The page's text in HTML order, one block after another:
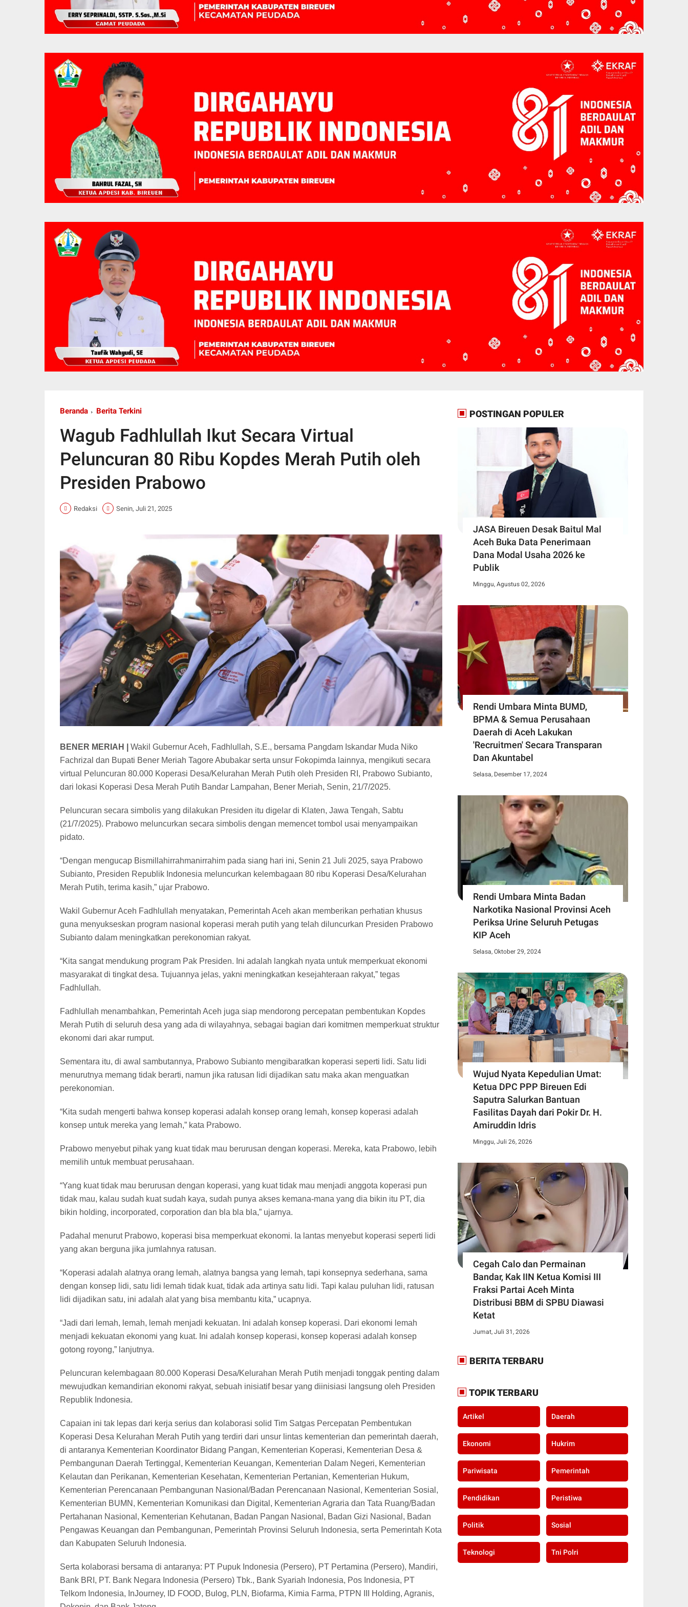
Beranda Berita Terkini
Wagub Fadhlullah Ikut Secara Virtual
Peluncuran 80 Ribu Kopdes Merah Putih oleh
Presiden Prabowo
Redaksi Senin, Juli 21, 2025
BENER MERIAH | Wakil Gubernur Aceh, Fadhlullah, S.E., bersama Pangdam Iskandar Muda Niko
Fachrizal dan Bupati Bener Meriah Tagore Abubakar serta unsur Fokopimda lainnya, mengikuti secara
virtual Peluncuran 80.000 Koperasi Desa/Kelurahan Merah Putih oleh Presiden RI, Prabowo Subianto,
dari lokasi Koperasi Desa Merah Putih Bandar Lampahan, Bener Meriah, Senin, 21/7/2025.
Peluncuran secara simbolis yang dilakukan Presiden itu digelar di Klaten, Jawa Tengah, Sabtu
(21/7/2025). Prabowo meluncurkan secara simbolis dengan memencet tombol usai menyampaikan
pidato.
“Dengan mengucap Bismillahirrahmanirrahim pada siang hari ini, Senin 21 Juli 2025, saya Prabowo
Subianto, Presiden Republik Indonesia meluncurkan kelembagaan 80 ribu Koperasi Desa/Kelurahan
Merah Putih, terima kasih,” ujar Prabowo.
Wakil Gubernur Aceh Fadhlullah menyatakan, Pemerintah Aceh akan memberikan perhatian khusus
guna menyukseskan program nasional koperasi merah putih yang telah diluncurkan Presiden Prabowo
Subianto dalam meningkatkan perekonomian rakyat.
“Kita sangat mendukung program Pak Presiden. Ini adalah langkah nyata untuk memperkuat ekonomi
masyarakat di tingkat desa. Tujuannya jelas, yakni meningkatkan kesejahteraan rakyat,” tegas
Fadhlullah.
Fadhlullah menambahkan, Pemerintah Aceh juga siap mendorong percepatan pembentukan Kopdes
Merah Putih di seluruh desa yang ada di wilayahnya, sebagai bagian dari komitmen memperkuat struktur
ekonomi dari akar rumput.
Sementara itu, di awal sambutannya, Prabowo Subianto mengibaratkan koperasi seperti lidi. Satu lidi
menurutnya memang tidak berarti, namun jika ratusan lidi dijadikan satu maka akan menguatkan
perekonomian.
“Kita sudah mengerti bahwa konsep koperasi adalah konsep orang lemah, konsep koperasi adalah
konsep untuk mereka yang lemah,” kata Prabowo.
Prabowo menyebut pihak yang kuat tidak mau berurusan dengan koperasi. Mereka, kata Prabowo, lebih
memilih untuk membuat perusahaan.
“Yang kuat tidak mau berurusan dengan koperasi, yang kuat tidak mau menjadi anggota koperasi pun
tidak mau, kalau sudah kuat sudah kaya, sudah punya akses kemana-mana yang dia bikin itu PT, dia
bikin holding, incorporated, corporation dan bla bla bla,” ujarnya.
Padahal menurut Prabowo, koperasi bisa memperkuat ekonomi. Ia lantas menyebut koperasi seperti lidi
yang akan berguna jika jumlahnya ratusan.
“Koperasi adalah alatnya orang lemah, alatnya bangsa yang lemah, tapi konsepnya sederhana, sama
dengan konsep lidi, satu lidi lemah tidak kuat, tidak ada artinya satu lidi. Tapi kalau puluhan lidi, ratusan
lidi dijadikan satu, ini adalah alat yang bisa membantu kita,” ucapnya.
“Jadi dari lemah, lemah, lemah menjadi kekuatan. Ini adalah konsep koperasi. Dari ekonomi lemah
menjadi kekuatan ekonomi yang kuat. Ini adalah konsep koperasi, konsep koperasi adalah konsep
gotong royong,” lanjutnya.
Peluncuran kelembagaan 80.000 Koperasi Desa/Kelurahan Merah Putih menjadi tonggak penting dalam
mewujudkan kemandirian ekonomi rakyat, sebuah inisiatif besar yang diinisiasi langsung oleh Presiden
Republik Indonesia.
Capaian ini tak lepas dari kerja serius dan kolaborasi solid Tim Satgas Percepatan Pembentukan
Koperasi Desa Kelurahan Merah Putih yang terdiri dari unsur lintas kementerian dan pemerintah daerah,
di antaranya Kementerian Koordinator Bidang Pangan, Kementerian Koperasi, Kementerian Desa &
Pembangunan Daerah Tertinggal, Kementerian Keuangan, Kementerian Dalam Negeri, Kementerian
Kelautan dan Perikanan, Kementerian Kesehatan, Kementerian Pertanian, Kementerian Hukum,
Kementerian Perencanaan Pembangunan Nasional/Badan Perencanaan Nasional, Kementerian Sosial,
Kementerian BUMN, Kementerian Komunikasi dan Digital, Kementerian Agraria dan Tata Ruang/Badan
Pertahanan Nasional, Kementerian Kehutanan, Badan Pangan Nasional, Badan Gizi Nasional, Badan
Pengawas Keuangan dan Pembangunan, Pemerintah Provinsi Seluruh Indonesia, serta Pemerintah Kota
dan Kabupaten Seluruh Indonesia.
Serta kolaborasi bersama di antaranya: PT Pupuk Indonesia (Persero), ⁠PT Pertamina (Persero), Mandiri,
Bank BRI, PT. Bank Negara Indonesia (Persero) Tbk., Bank Syariah Indonesia, Pos Indonesia, PT
Telkom Indonesia, InJourney, ID FOOD, Bulog, PLN, Biofarma, Kimia Farma, PTPN III Holding, Agranis,
POSTINGAN POPULER
JASA Bireuen Desak Baitul Mal
Aceh Buka Data Penerimaan
Dana Modal Usaha 2026 ke
Publik
Minggu, Agustus 02, 2026
Rendi Umbara Minta BUMD,
BPMA & Semua Perusahaan
Daerah di Aceh Lakukan
'Recruitmen' Secara Transparan
Dan Akuntabel
Selasa, Desember 17, 2024
Rendi Umbara Minta Badan
Narkotika Nasional Provinsi Aceh
Periksa Urine Seluruh Petugas
KIP Aceh
Selasa, Oktober 29, 2024
Wujud Nyata Kepedulian Umat:
Ketua DPC PPP Bireuen Edi
Saputra Salurkan Bantuan
Fasilitas Dayah dari Pokir Dr. H.
Amiruddin Idris
Minggu, Juli 26, 2026
Cegah Calo dan Permainan
Bandar, Kak IIN Ketua Komisi III
Fraksi Partai Aceh Minta
Distribusi BBM di SPBU Diawasi
Ketat
Jumat, Juli 31, 2026
BERITA TERBARU
TOPIK TERBARU
Artikel Daerah
Ekonomi Hukrim
Pariwisata Pemerintah
Pendidikan Peristiwa
Politik Sosial
Teknologi Tni Polri